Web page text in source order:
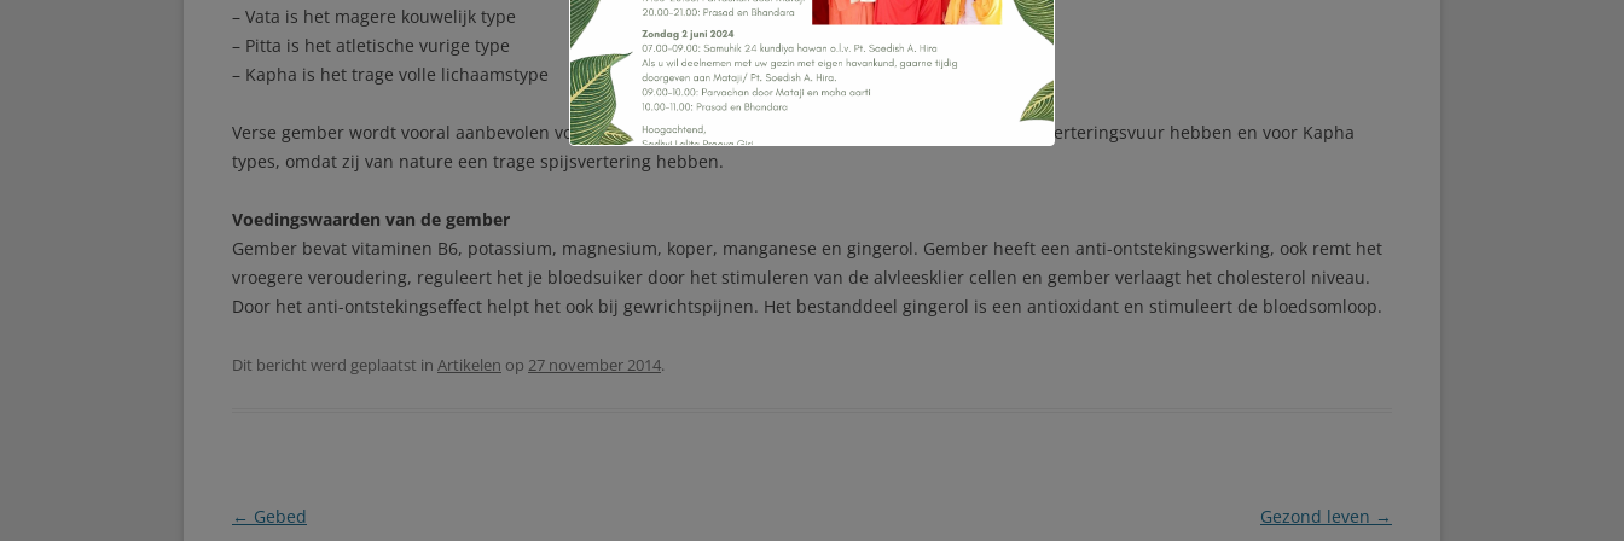
GURU PURNIMA
SWAMI PRAGYANAND GIRI IN
– Vata is het magere kouwelijk type
– Pitta is het atletische vurige type
– Kapha is het trage volle lichaamstype
Verse gember wordt vooral aanbevolen voor Vata types, omdat zij van nature een onregelmatig spijsverteringsvuur hebben en voor Kapha
types, omdat zij van nature een trage spijsvertering hebben.
Voedingswaarden van de gember
Gember bevat vitaminen B6, potassium, magnesium, koper, manganese en gingerol. Gember heeft een anti-ontstekingswerking, ook remt het
vroegere veroudering, reguleert het je bloedsuiker door het stimuleren van de alvleesklier cellen en gember verlaagt het cholesterol niveau.
Door het anti-ontstekingseffect helpt het ook bij gewrichtspijnen. Het bestanddeel gingerol is een antioxidant en stimuleert de bloedsomloop.
Dit bericht werd geplaatst in Artikelen op 27 november 2014.
Berichtnavigatie
← Gebed Gezond leven →